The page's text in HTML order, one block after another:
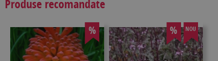
Produse recomandate
% % NOU